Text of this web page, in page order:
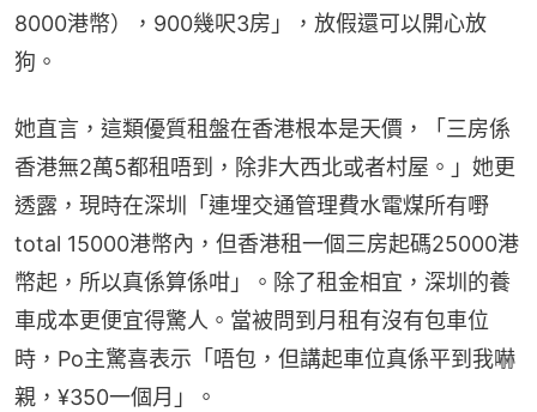
8000港幣），900幾呎3房」，放假還可以開心放
狗。
她直言，這類優質租盤在香港根本是天價，「三房係
香港無2萬5都租唔到，除非大西北或者村屋。」她更
透露，現時在深圳「連埋交通管理費水電煤所有嘢
total 15000港幣內，但香港租一個三房起碼25000港
幣起，所以真係算係咁」。除了租金相宜，深圳的養
車成本更便宜得驚人。當被問到月租有沒有包車位
時，Po主驚喜表示「唔包，但講起車位真係平到我嚇
親，¥350一個月」。